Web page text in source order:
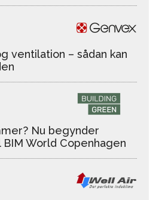
ventilation – sådan kan
Nu begynder
World Copenhagen